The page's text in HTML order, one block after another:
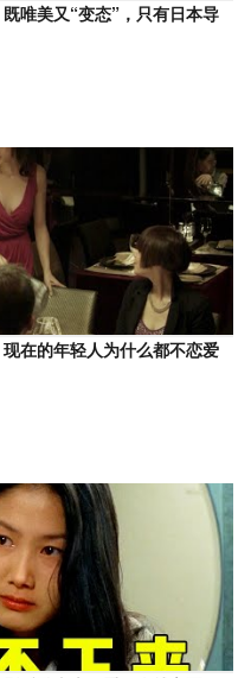
唯美又“变态”，只有日本导
在的年轻人为什么都不恋爱